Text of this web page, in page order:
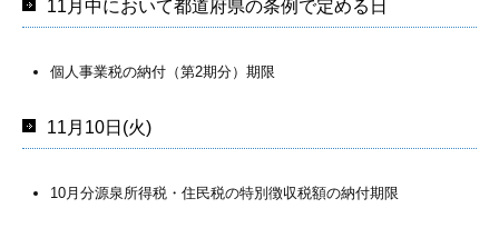
11月中において都道府県の条例で定める日
個人事業税の納付（第2期分）期限
11月10日(火)
10月分源泉所得税・住民税の特別徴収税額の納付期限